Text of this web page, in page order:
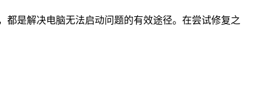
是解决电脑无法启动问题的有效途径。在尝试修复之